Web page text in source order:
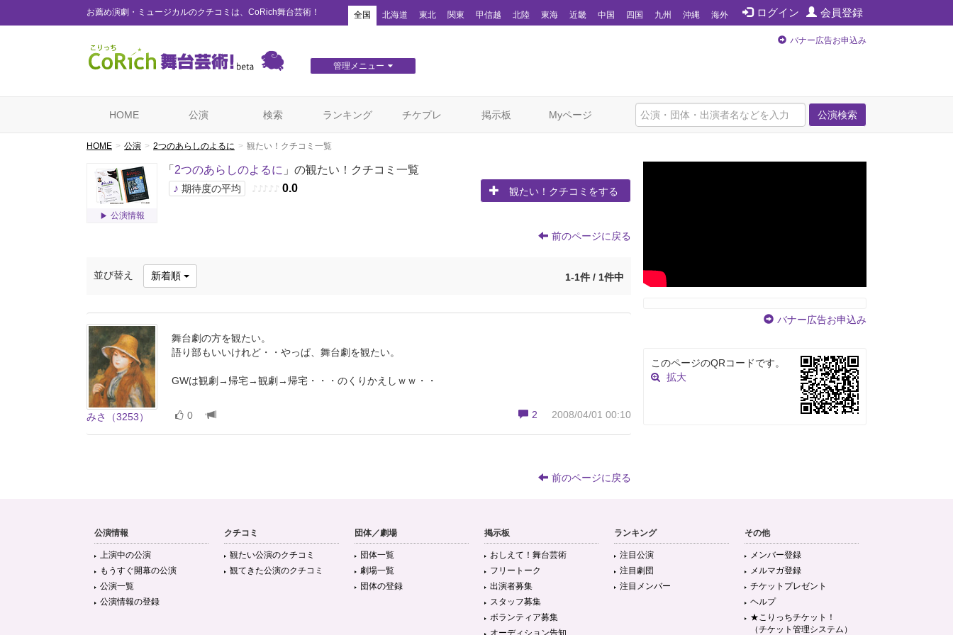
お薦め演劇・ミュージカルのクチコミは、CoRich舞台芸術！ ログイン 会員登録
全国 北海道 東北 関東 甲信越 北陸 東海 近畿 中国 四国 九州 沖縄 海外
管理メニュー
バナー広告お申込み
公演検索
HOME 公演 検索 ランキング チケプレ 掲示板 Myページ
HOME 公演 2つのあらしのよるに 観たい！クチコミ一覧
公演情報
「 2つのあらしのよるに 」の観たい！クチコミ一覧
♪ 期待度の平均 ♪ ♪ ♪ ♪ ♪ 0.0 観たい！クチコミをする
前のページに戻る
並び替え 新着順 1-1件 / 1件中
みさ（3253）
舞台劇の方を観たい。
語り部もいいけれど・・やっぱ、舞台劇を観たい。
GWは観劇→帰宅→観劇→帰宅・・・のくりかえしｗｗ・・
2 2008/04/01 00:10
0
前のページに戻る
バナー広告お申込み
このページのQRコードです。
拡大
公演情報
上演中の公演
もうすぐ開幕の公演
公演一覧
公演情報の登録
クチコミ
観たい公演のクチコミ
観てきた公演のクチコミ
団体／劇場
団体一覧
劇場一覧
団体の登録
掲示板
おしえて！舞台芸術
フリートーク
出演者募集
スタッフ募集
ボランティア募集
オーディション告知
ランキング
注目公演
注目劇団
注目メンバー
その他
メンバー登録
メルマガ登録
チケットプレゼント
ヘルプ
★こりっちチケット！
（チケット管理システム）